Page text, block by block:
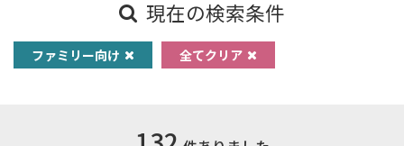
現在の検索条件
ファミリー向け 全てクリア